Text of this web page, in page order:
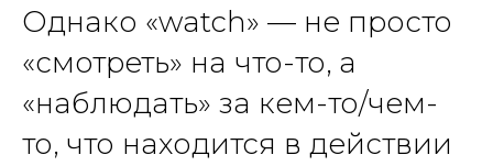
Однако «watch» — не просто
«смотреть» на что-то, а
«наблюдать» за кем-то/чем-
то, что находится в действии